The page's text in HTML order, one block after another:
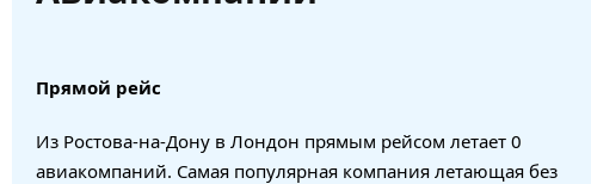
Прямой рейс
Из Ростова-на-Дону в Лондон прямым рейсом летает 0
авиакомпаний. Самая популярная компания летающая без